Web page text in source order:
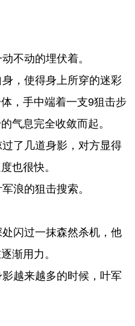
不动的埋伏着。
，使得身上所穿的迷彩
，手中端着一支9狙击步
气息完全收敛而起。
了几道身影，对方显得
也很快。
浪的狙击搜索。
闪过一抹森然杀机，他
渐用力。
越来越多的时候，叶军